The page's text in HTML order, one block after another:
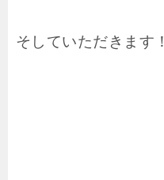
そしていただきます！